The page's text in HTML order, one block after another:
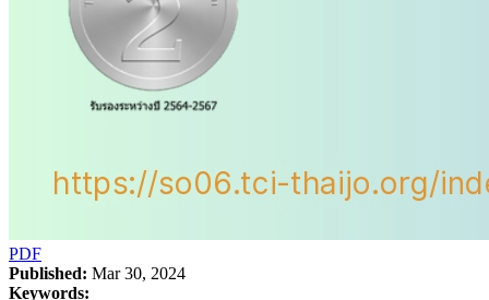
PDF
Published: Mar 30, 2024
Keywords: